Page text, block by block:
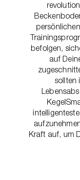
befolgen,
auf
sollten
Kraft auf, um